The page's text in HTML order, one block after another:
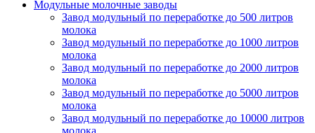
Модульные молочные заводы
Завод модульный по переработке до 500 литров
молока
Завод модульный по переработке до 1000 литров
молока
Завод модульный по переработке до 2000 литров
молока
Завод модульный по переработке до 5000 литров
молока
Завод модульный по переработке до 10000 литров
молока